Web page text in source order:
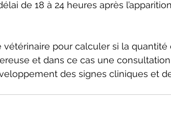
de 18 à 24 heures après
vétérinaire pour calculer si la
et dans ce cas une
des signes cliniques et